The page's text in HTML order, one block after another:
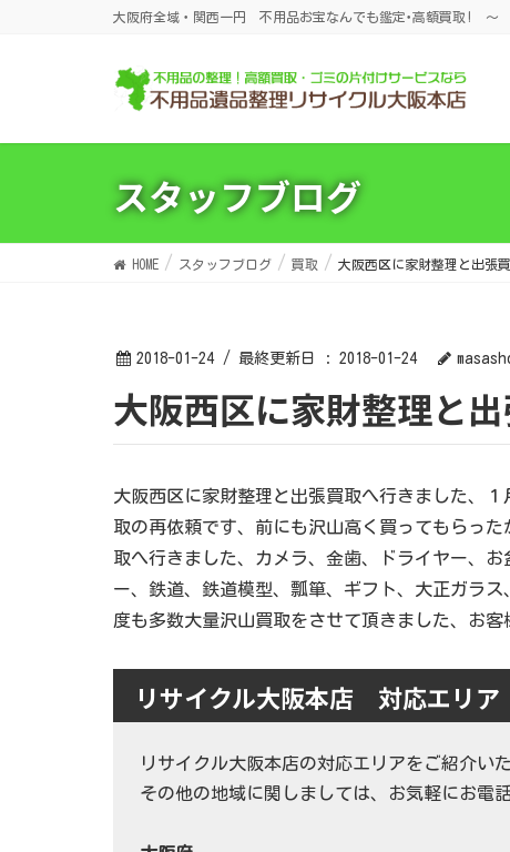
大阪府全域・関西一円 不用品お宝なんでも鑑定･高額買取! ～
スタッフブログ
HOME スタッフブログ 買取 大阪西区に家財整理と出張
2018-01-24 / 最終更新日 : 2018-01-24
大阪西区に家財整理と
大阪西区に家財整理と出張買取へ行きました、
取の再依頼です、前にも沢山高く買ってもらっ
取へ行きました、カメラ、金歯、ドライヤー、
ー、鉄道、鉄道模型、瓢箪、ギフト、大正ガラ
度も多数大量沢山買取をさせて頂きました、お客
リサイクル大阪本店 対応エリア
リサイクル大阪本店の対応エリアをご紹介いた
その他の地域に関しましては、お気軽にお電